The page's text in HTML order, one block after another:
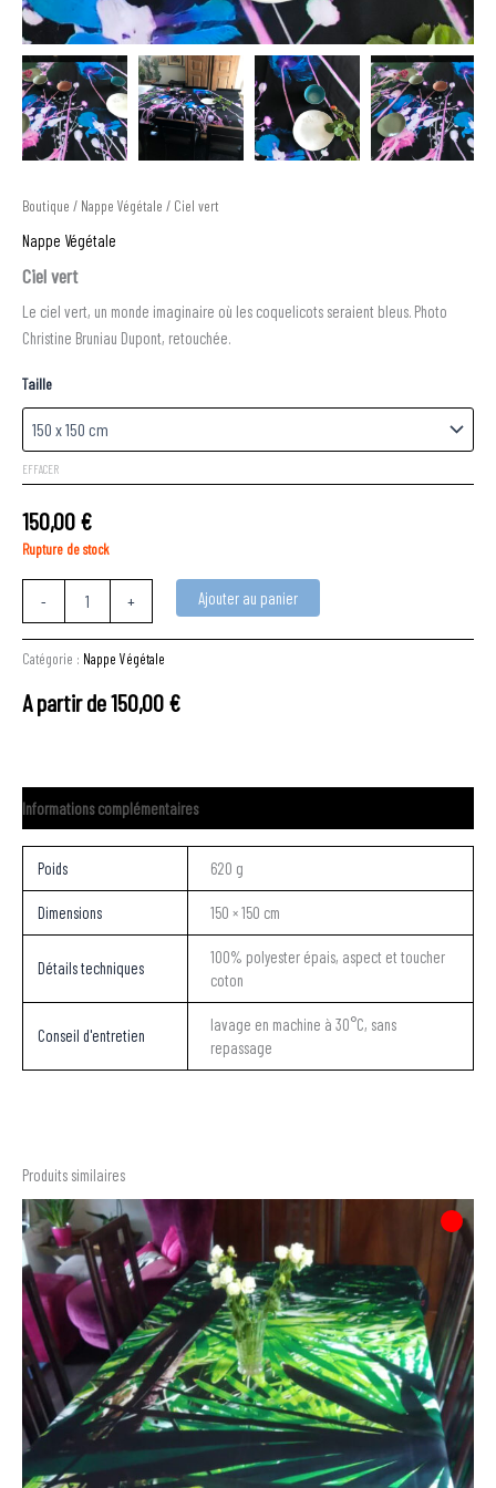
Boutique / Nappe Végétale / Ciel vert
Nappe Végétale
Ciel vert
Le ciel vert, un monde imaginaire où les coquelicots seraient bleus. Photo
Christine Bruniau Dupont, retouchée.
Taille
EFFACER
150,00€
Rupture de stock
- + Ajouter au panier
Catégorie : Nappe Végétale
A partir de150,00€
Informations complémentaires
Poids 620 g
Dimensions 150 × 150 cm
Détails techniques
100% polyester épais, aspect et toucher
coton
Conseil d'entretien
lavage en machine à 30°C, sans
repassage
Produits similaires